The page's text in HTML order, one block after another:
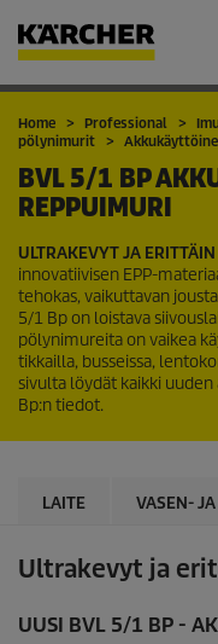
Ostoskori
Suosikit
Home Professional
pölynimurit
BVL 5/1 BP
REPPUIMURI
ULTRAKEVYT JA
innovatiivisen EPP-
tehokas, vaikuttavan
5/1 Bp on loistava
pölynimureita on vaikea
tikkailla, busseissa,
sivulta löydät kaikki
Bp:n tiedot.
LAITE VASEN-
Ultrakevyt ja
UUSI BVL 5/1 BP -